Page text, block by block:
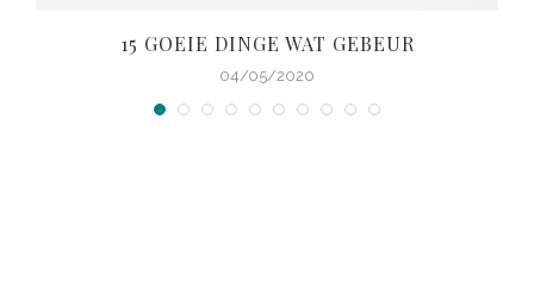
15 GOEIE DINGE WAT GEBEUR
04/05/2020